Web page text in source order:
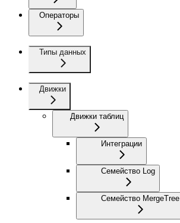
Операторы
Типы данных
Движки
Движки таблиц
Интеграции
Семейство Log
Семейство MergeTree